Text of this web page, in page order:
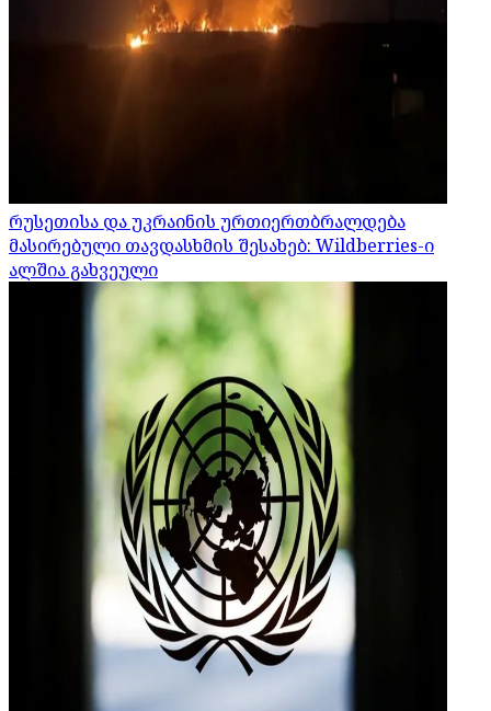
რუსეთისა და უკრაინის ურთიერთბრალდება
მასირებული თავდასხმის შესახებ: Wildberries-ი
ალშია გახვეული